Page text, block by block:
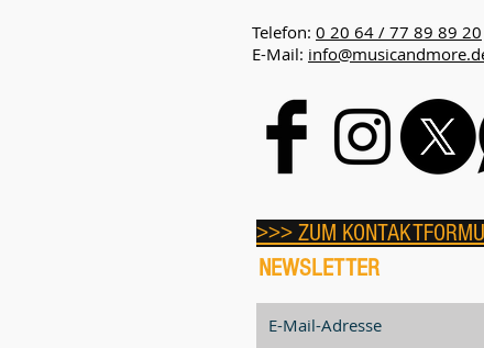
Telefon: 0 20 64 / 77 89 89 20
E-Mail:
>>> ZUM
NEWSLETTER